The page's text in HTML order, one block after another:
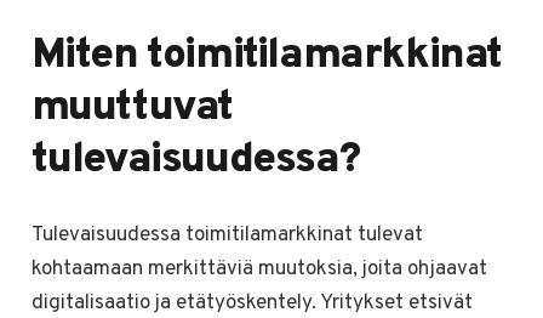
Miten toimitilamarkkinat
muuttuvat
tulevaisuudessa?
Tulevaisuudessa toimitilamarkkinat tulevat
kohtaamaan merkittäviä muutoksia, joita ohjaavat
digitalisaatio ja etätyöskentely. Yritykset etsivät